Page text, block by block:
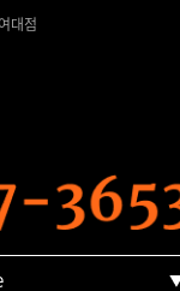
대점